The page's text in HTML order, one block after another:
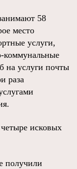
58
место
услуги,
коммунальные
на услуги почты
раза
исковых
получили